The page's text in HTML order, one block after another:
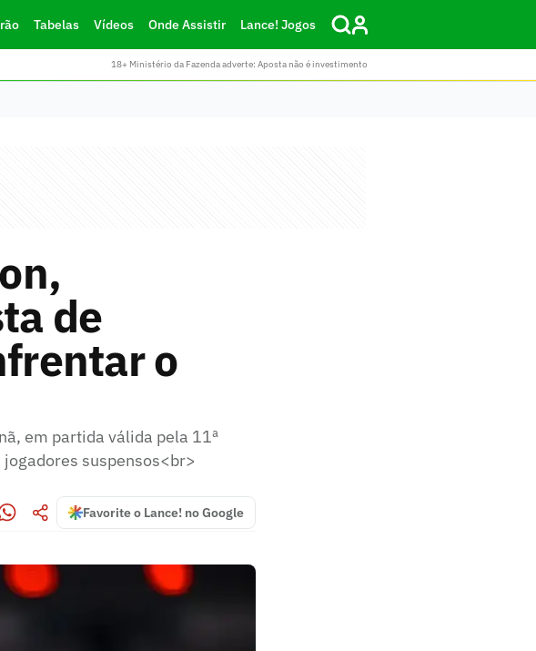
Tabelas Vídeos Onde Assistir Lance! Jogos
18+ Ministério da Fazenda adverte: Aposta não é investimento
de
o
em partida válida pela 11ª
suspensos<br>
Favorite o Lance! no Google